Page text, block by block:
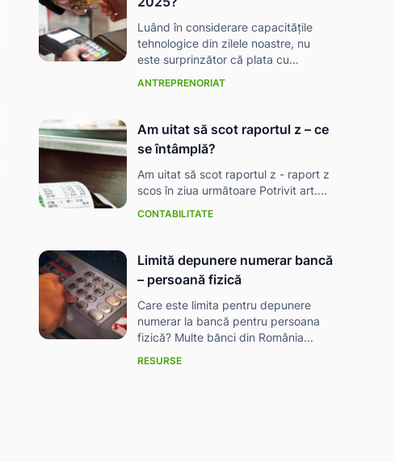
Luând în considerare capacitățile
tehnologice din zilele noastre, nu
este surprinzător că plata cu...
ANTREPRENORIAT
Am uitat să scot raportul z – ce
se întâmplă?
Am uitat să scot raportul z - raport z
scos în ziua următoare Potrivit art....
CONTABILITATE
Limită depunere numerar bancă
– persoană fizică
Care este limita pentru depunere
numerar la bancă pentru persoana
fizică? Multe bănci din România...
RESURSE